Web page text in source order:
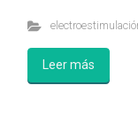
Leer más